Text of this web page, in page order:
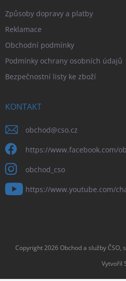
Způsoby dopravy a platby
Reklamace
Obchodní podmínky
Podmínky ochrany osobních údajů
Bezpečnostní listy ke zboží
KONTAKT
obchod@cso.cz
https://www.facebook.com/
obchod_cso
https://www.youtube.com/
Vytvořil
Copyright 2026Obchod a služby ČSO,